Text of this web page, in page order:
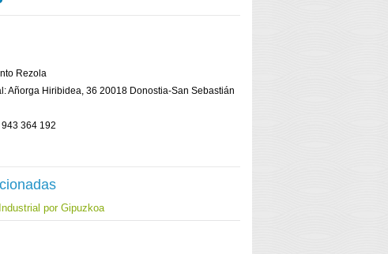
Rezola
Añorga Hiribidea, 36 20018 Donostia-San Sebastián
364 192
por Gipuzkoa